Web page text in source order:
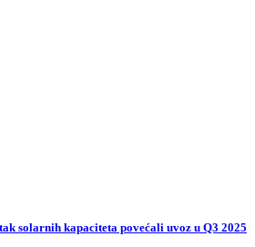
solarnih kapaciteta povećali uvoz u Q3 2025